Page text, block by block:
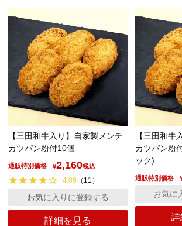
【三田和牛入り】自家製メンチ
カツパン粉付10個
通販特別価格 ¥2,160税込
4.09 （ 11 ）
詳細を見る
お気に入りに登録する
【三田和牛
カツパン粉
ック)
通販特別価格
詳
お気に